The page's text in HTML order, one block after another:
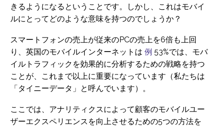
きるようになるということです。しかし、これはモバイ
ルにとってどのような意味を持つのでしょうか？
スマートフォンの売上が従来のPCの売上を6倍も上回
り、英国のモバイルインターネットは 例 53%では、モバ
イルトラフィックを効果的に分析するための戦略を持つ
ことが、これまで以上に重要になっています（私たちは
「タイニーデータ」と呼んでいます）。
ここでは、アナリティクスによって顧客のモバイルユー
ザーエクスペリエンスを向上させるための5つの方法を